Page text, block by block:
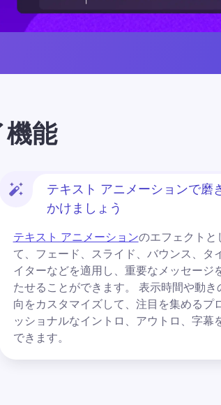
能
テキスト アニメーションで磨
かけましょう
テキスト アニメーションのエフェクトと
て、フェード、スライド、バウンス、タ
イターなどを適用し、重要なメッセージ
たせることができます。 表示時間や動き
向をカスタマイズして、注目を集めるプ
ッショナルなイントロ、アウトロ、字幕
できます。